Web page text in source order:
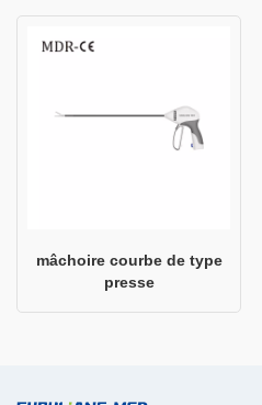
mâchoire courbe de type
presse